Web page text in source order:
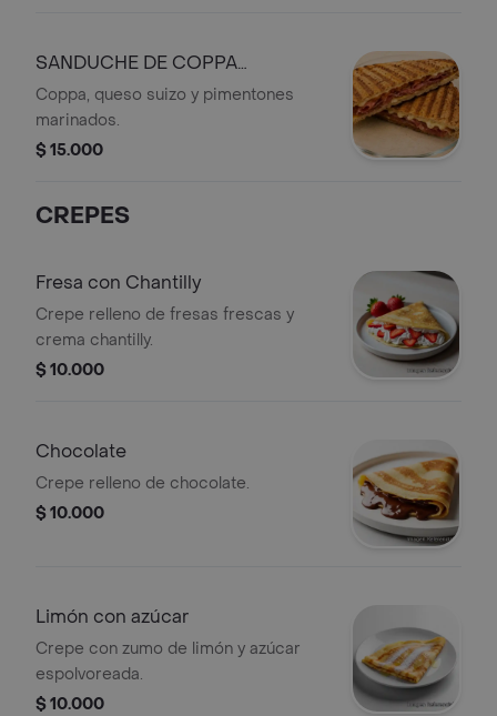
SANDUCHE DE COPPA
CALIENTE
Coppa, queso suizo y pimentones
marinados.
$ 15.000
CREPES
Fresa con Chantilly
Crepe relleno de fresas frescas y
crema chantilly.
$ 10.000
Chocolate
Crepe relleno de chocolate.
$ 10.000
Limón con azúcar
Crepe con zumo de limón y azúcar
espolvoreada.
$ 10.000